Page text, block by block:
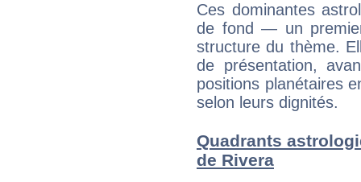
Ces dominantes
de fond — un
structure du thème.
de présentation,
positions planétaires
selon leurs dignités.
Quadrants
de Rivera